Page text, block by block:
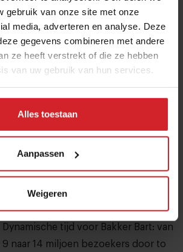
gebruik van onze site met onze
media, adverteren en analyse. Deze
gegevens combineren met andere
ze heeft verstrekt of die ze hebben
van uw gebruik van hun services.
Alles toestaan
Aanpassen
Weigeren
THANKS
de laatste trends, culinaire inspiratie en
Van oploskoffie tot koffiechampagne
7 augustus 2026| 6 min
Dynamische tijd voor Bakker Bart: van
9 naar 14 miljoen bezoekers door to